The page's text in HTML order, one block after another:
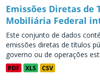
Emissões Diretas de
Mobiliária Federal
Este conjunto de dados
emissões diretas de títulos
governo ou de operações
PDF XLS CSV